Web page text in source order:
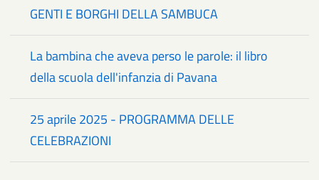
GENTI E BORGHI DELLA SAMBUCA
La bambina che aveva perso le parole: il libro
della scuola dell'infanzia di Pavana
25 aprile 2025 - PROGRAMMA DELLE
CELEBRAZIONI